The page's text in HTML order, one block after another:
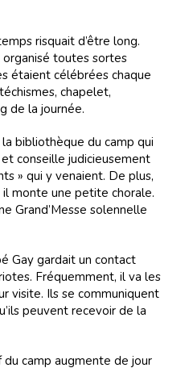
risquait d’être long.
organisé toutes sortes
étaient célébrées chaque
chapelet,
de la journée.
la bibliothèque du camp qui
conseille judicieusement
» qui y venaient. De plus,
il monte une petite chorale.
Grand’Messe solennelle
Gay gardait un contact
Fréquemment, il va les
visite. Ils se communiquent
peuvent recevoir de la
du camp augmente de jour